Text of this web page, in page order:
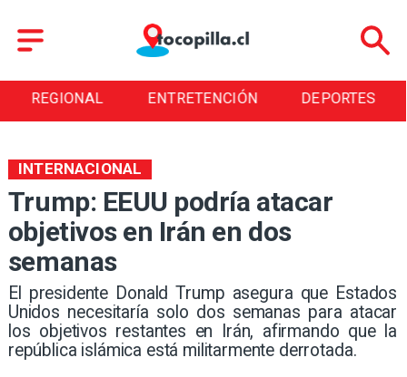
REGIONAL ENTRETENCIÓN DEPORTES
Trump: EEUU podría atacar
objetivos en Irán en dos
semanas
El presidente Donald Trump asegura que Estados
Unidos necesitaría solo dos semanas para atacar
los objetivos restantes en Irán, afirmando que la
república islámica está militarmente derrotada.
INTERNACIONAL